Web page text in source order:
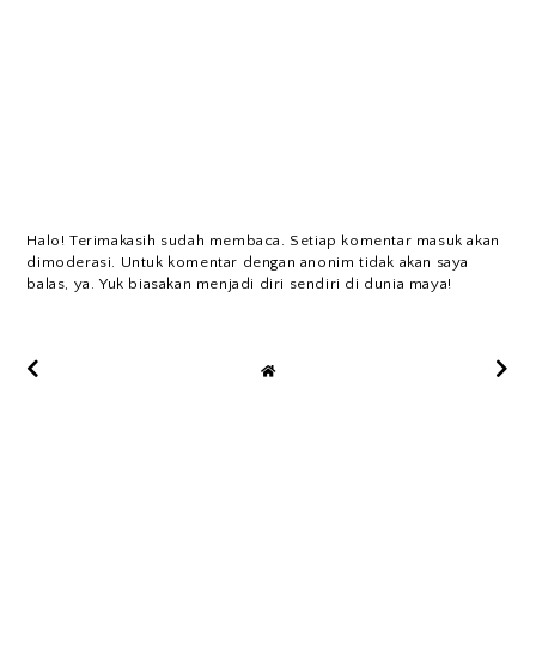
Halo! Terimakasih sudah membaca. Setiap komentar masuk akan
dimoderasi. Untuk komentar dengan anonim tidak akan saya
balas, ya. Yuk biasakan menjadi diri sendiri di dunia maya!